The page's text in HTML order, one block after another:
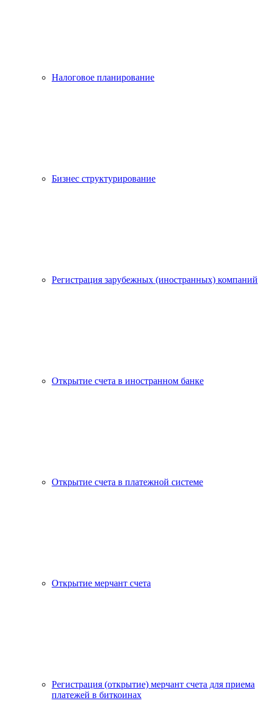
Налоговое планирование
Бизнес структурирование
Регистрация зарубежных (иностранных) компаний
Открытие счета в иностранном банке
Открытие счета в платежной системе
Открытие мерчант счета
Регистрация (открытие) мерчант счета для приема
платежей в биткоинах